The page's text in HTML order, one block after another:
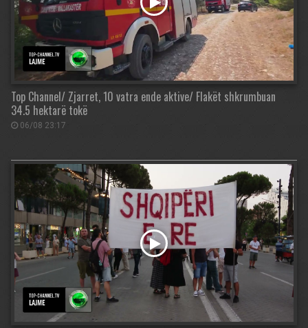
Top Channel/ Zjarret, 10 vatra ende aktive/ Flakët shkrumbuan
34.5 hektarë tokë
06/08 23:17